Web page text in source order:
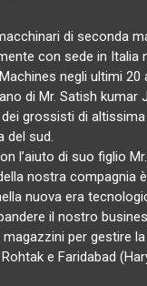
di seconda
con sede in Italia
negli ultimi 20
di Mr. Satish kumar
grossisti di altissima
del sud.
l’aiuto di suo figlio
nostra compagnia
nuova era
il nostro
per gestire
e Faridabad